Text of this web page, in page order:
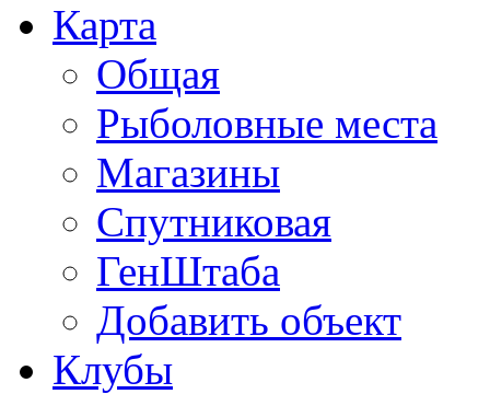
Карта
Общая
Рыболовные места
Магазины
Спутниковая
ГенШтаба
Добавить объект
Клубы